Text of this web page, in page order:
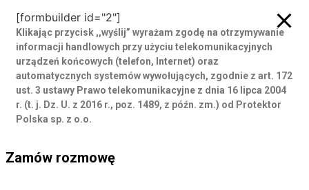
[formbuilder id="2"]
Klikając przycisk ,,wyślij” wyrażam zgodę na otrzymywanie
informacji handlowych przy użyciu telekomunikacyjnych
urządzeń końcowych (telefon, Internet) oraz
automatycznych systemów wywołujących, zgodnie z art. 172
ust. 3 ustawy Prawo telekomunikacyjne z dnia 16 lipca 2004
r. (t. j. Dz. U. z 2016 r., poz. 1489, z późn. zm.) od Protektor
Polska sp. z o.o.
Zamów rozmowę